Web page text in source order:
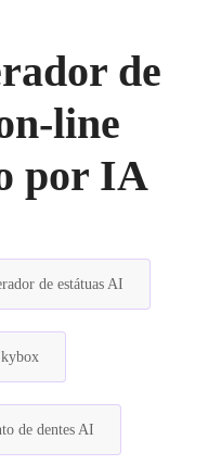
de
line
por IA
de estátuas AI
de dentes AI